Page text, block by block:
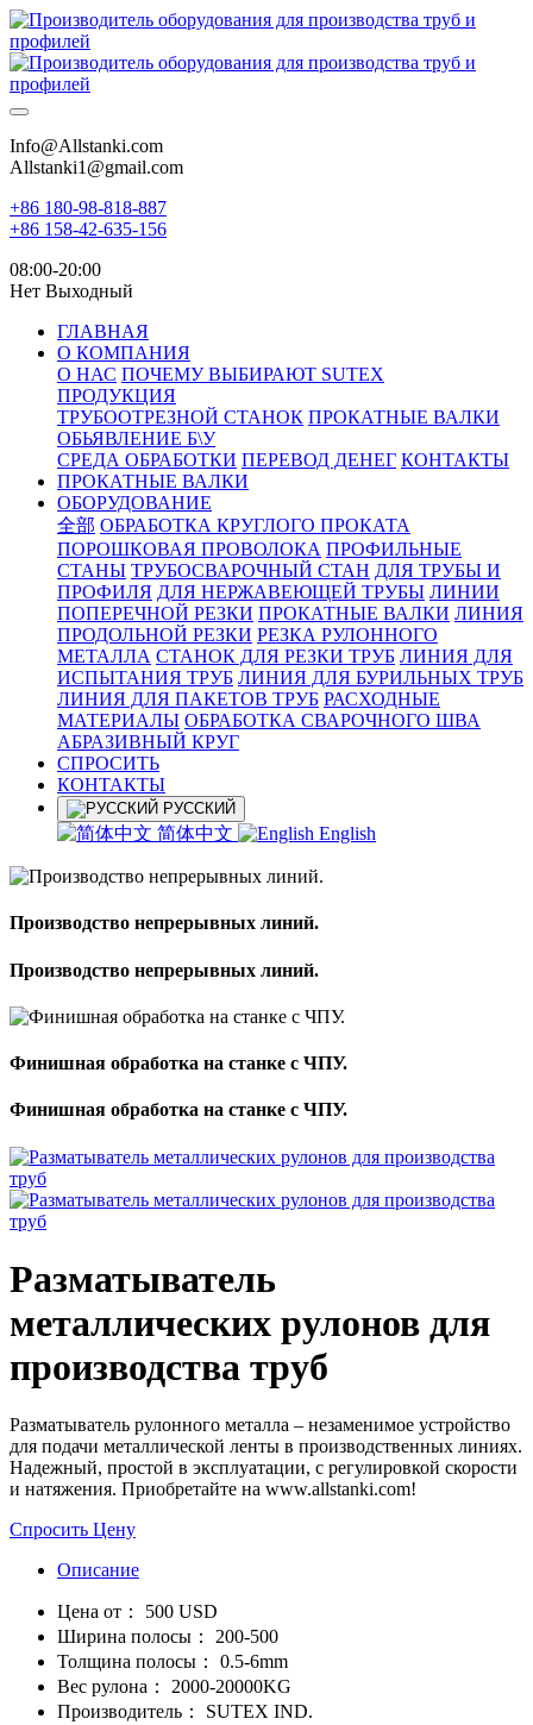
Info@Allstanki.com
Allstanki1@gmail.com
+86 180-98-818-887
+86 158-42-635-156
08:00-20:00
Нет Выходный
ГЛАВНАЯ
О КОМПАНИЯ
О НАС ПОЧЕМУ ВЫБИРАЮТ SUTEX
ПРОДУКЦИЯ
ТРУБООТРЕЗНОЙ СТАНОК ПРОКАТНЫЕ ВАЛКИ
ОБЬЯВЛЕНИЕ Б\У
СРЕДА ОБРАБОТКИ ПЕРЕВОД ДЕНЕГ КОНТАКТЫ
ПРОКАТНЫЕ ВАЛКИ
ОБОРУДОВАНИЕ
全部 ОБРАБОТКА КРУГЛОГО ПРОКАТА
ПОРОШКОВАЯ ПРОВОЛОКА ПРОФИЛЬНЫЕ
СТАНЫ ТРУБОСВАРОЧНЫЙ СТАН ДЛЯ ТРУБЫ И
ПРОФИЛЯ ДЛЯ НЕРЖАВЕЮЩЕЙ ТРУБЫ ЛИНИИ
ПОПЕРЕЧНОЙ РЕЗКИ ПРОКАТНЫЕ ВАЛКИ ЛИНИЯ
ПРОДОЛЬНОЙ РЕЗКИ РЕЗКА РУЛОННОГО
МЕТАЛЛА СТАНОК ДЛЯ РЕЗКИ ТРУБ ЛИНИЯ ДЛЯ
ИСПЫТАНИЯ ТРУБ ЛИНИЯ ДЛЯ БУРИЛЬНЫХ ТРУБ
ЛИНИЯ ДЛЯ ПАКЕТОВ ТРУБ РАСХОДНЫЕ
МАТЕРИАЛЫ OБРАБОТКА СВАРОЧНОГО ШВА
АБРАЗИВНЫЙ КРУГ
СПРОСИТЬ
КОНТАКТЫ
РУССКИЙ
简体中文 English
Производство непрерывных линий.
Производство непрерывных линий.
Финишная обработка на станке с ЧПУ.
Финишная обработка на станке с ЧПУ.
Разматыватель
металлических рулонов для
производства труб
Разматыватель рулонного металла – незаменимое устройство
для подачи металлической ленты в производственных линиях.
Надежный, простой в эксплуатации, с регулировкой скорости
и натяжения. Приобретайте на www.allstanki.com!
Спросить Цену
Описание
Цена от：
500 USD
Ширина полосы：
200-500
Толщина полосы：
0.5-6mm
Вес рулона：
2000-20000KG
Производитель：
SUTEX IND.